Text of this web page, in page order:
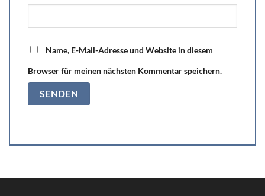
Name, E-Mail-Adresse und Website in diesem
Browser für meinen nächsten Kommentar speichern.